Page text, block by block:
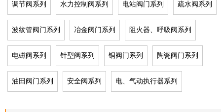
调节阀系列 水力控制阀系列 电站阀门系列 疏水阀系列
波纹管阀门系列 冶金阀门系列 阻火器、呼吸阀系列
电磁阀系列 针型阀系列 铜阀门系列 陶瓷阀门系列
油田阀门系列 安全阀系列 电、气动执行器系列